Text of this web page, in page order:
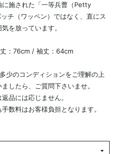
施された「一等兵曹（Petty
チ（ワッペン）ではなく、直にス
を放っています。
：76cm / 袖丈：64cm
少のコンディションをご理解の上
したら、ご質問下さいませ。
品には応じません。
数料はお客様負担となります。